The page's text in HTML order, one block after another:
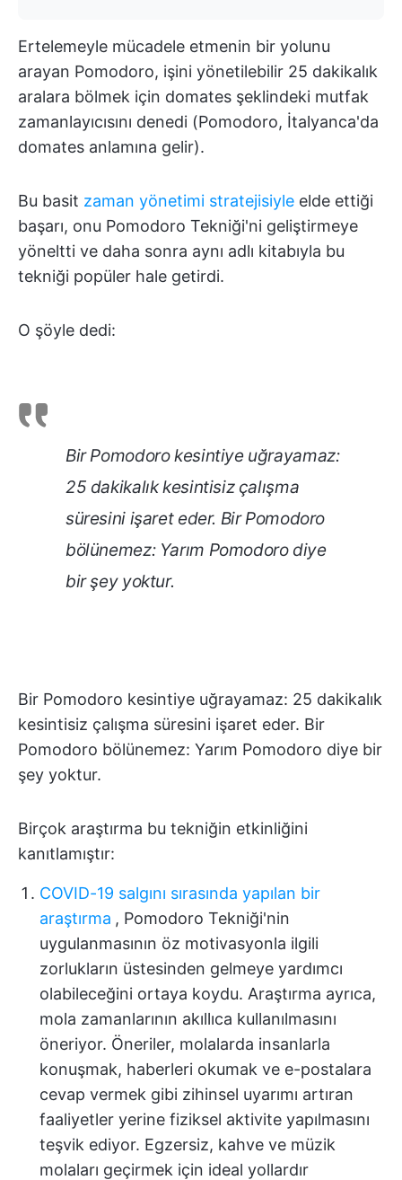
Ertelemeyle mücadele etmenin bir yolunu
arayan Pomodoro, işini yönetilebilir 25 dakikalık
aralara bölmek için domates şeklindeki mutfak
zamanlayıcısını denedi (Pomodoro, İtalyanca'da
domates anlamına gelir).
Bu basit zaman yönetimi stratejisiyle elde ettiği
başarı, onu Pomodoro Tekniği'ni geliştirmeye
yöneltti ve daha sonra aynı adlı kitabıyla bu
tekniği popüler hale getirdi.
O şöyle dedi:
Bir Pomodoro kesintiye uğrayamaz:
25 dakikalık kesintisiz çalışma
süresini işaret eder. Bir Pomodoro
bölünemez: Yarım Pomodoro diye
bir şey yoktur.
Bir Pomodoro kesintiye uğrayamaz: 25 dakikalık
kesintisiz çalışma süresini işaret eder. Bir
Pomodoro bölünemez: Yarım Pomodoro diye bir
şey yoktur.
Birçok araştırma bu tekniğin etkinliğini
kanıtlamıştır:
COVID-19 salgını sırasında yapılan bir
araştırma , Pomodoro Tekniği'nin
uygulanmasının öz motivasyonla ilgili
zorlukların üstesinden gelmeye yardımcı
olabileceğini ortaya koydu. Araştırma ayrıca,
mola zamanlarının akıllıca kullanılmasını
öneriyor. Öneriler, molalarda insanlarla
konuşmak, haberleri okumak ve e-postalara
cevap vermek gibi zihinsel uyarımı artıran
faaliyetler yerine fiziksel aktivite yapılmasını
teşvik ediyor. Egzersiz, kahve ve müzik
molaları geçirmek için ideal yollardır